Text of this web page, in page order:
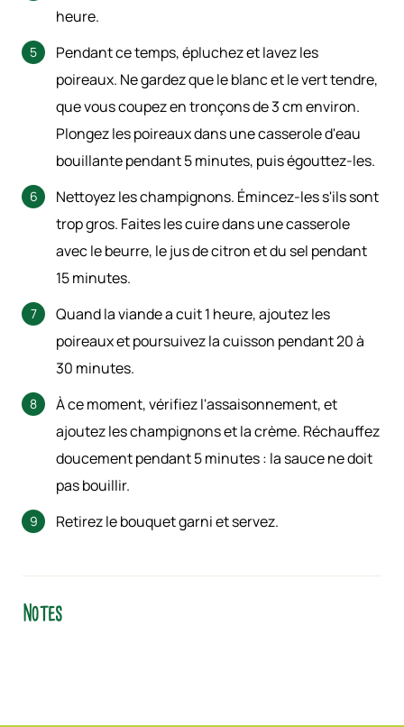
heure.
Pendant ce temps, épluchez et lavez les
poireaux. Ne gardez que le blanc et le vert tendre,
que vous coupez en tronçons de 3 cm environ.
Plongez les poireaux dans une casserole d'eau
bouillante pendant 5 minutes, puis égouttez-les.
Nettoyez les champignons. Émincez-les s'ils sont
trop gros. Faites les cuire dans une casserole
avec le beurre, le jus de citron et du sel pendant
15 minutes.
Quand la viande a cuit 1 heure, ajoutez les
poireaux et poursuivez la cuisson pendant 20 à
30 minutes.
À ce moment, vérifiez l'assaisonnement, et
ajoutez les champignons et la crème. Réchauffez
doucement pendant 5 minutes : la sauce ne doit
pas bouillir.
Retirez le bouquet garni et servez.
Notes